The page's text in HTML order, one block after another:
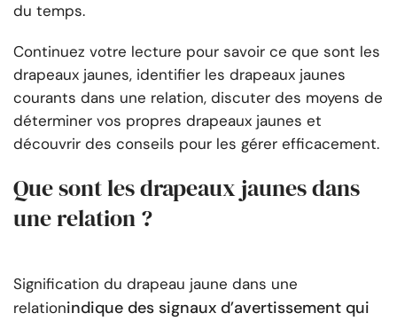
du temps.
Continuez votre lecture pour savoir ce que sont les
drapeaux jaunes, identifier les drapeaux jaunes
courants dans une relation, discuter des moyens de
déterminer vos propres drapeaux jaunes et
découvrir des conseils pour les gérer efficacement.
Que sont les drapeaux jaunes dans
une relation ?
Signification du drapeau jaune dans une
relationindique des signaux d’avertissement qui